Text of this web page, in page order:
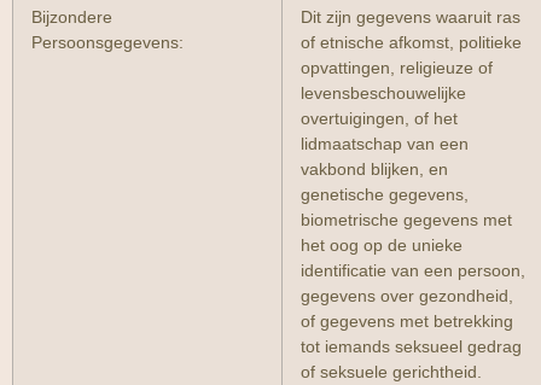
Bijzondere
Persoonsgegevens:
Dit zijn gegevens waaruit ras
of etnische afkomst, politieke
opvattingen, religieuze of
levensbeschouwelijke
overtuigingen, of het
lidmaatschap van een
vakbond blijken, en
genetische gegevens,
biometrische gegevens met
het oog op de unieke
identificatie van een persoon,
gegevens over gezondheid,
of gegevens met betrekking
tot iemands seksueel gedrag
of seksuele gerichtheid.